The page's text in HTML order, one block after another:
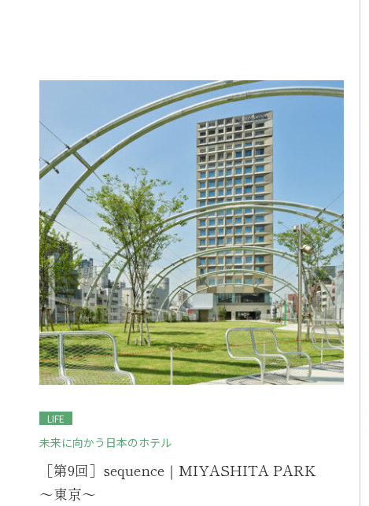
LIFE
未来に向かう日本のホテル
［第9回］sequence｜MIYASHITA PARK
～東京～